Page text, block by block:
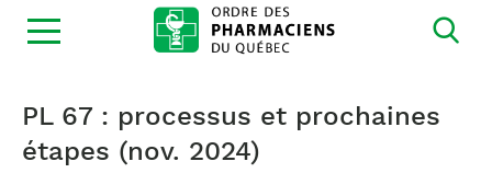
Ouvrir
la
PL 67 : processus et prochaines
étapes (nov. 2024)